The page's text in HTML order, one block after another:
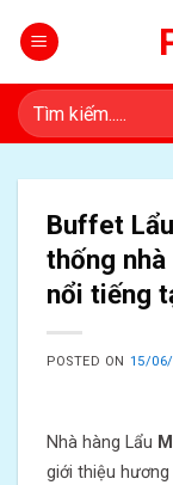
Tìm
kiếm:
Buffet
thống
nổi tiếng
POSTED ON 15/
Nhà hàng Lẩu
giới thiệu